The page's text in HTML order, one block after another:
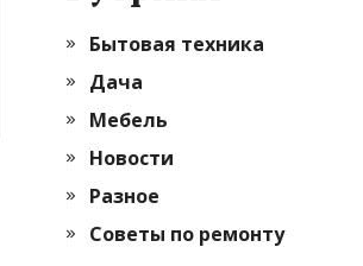
Бытовая техника
Дача
Мебель
Новости
Разное
Советы по ремонту